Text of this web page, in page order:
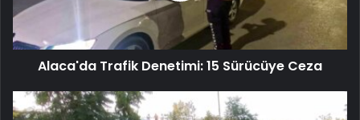
Alaca'da Trafik Denetimi: 15 Sürücüye Ceza